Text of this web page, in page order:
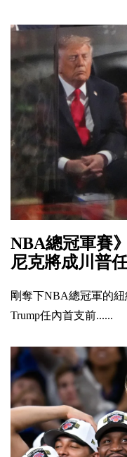
NBA總冠軍賽
尼克將成川普
剛奪下NBA總冠軍的
Trump任內首支前......